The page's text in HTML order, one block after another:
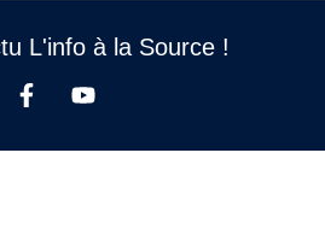
L'info à la Source !